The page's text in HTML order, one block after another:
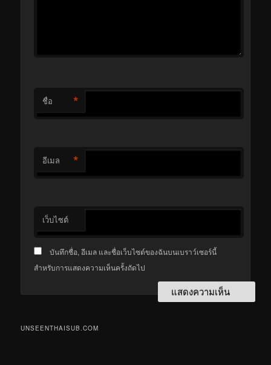
ชื่อ *
อีเมล *
เว็บไซต์
บันทึกชื่อ, อีเมล และชื่อเว็บไซต์ของฉันบนเบราว์เซอร์นี้
สำหรับการแสดงความเห็นครั้งถัดไป
UNSEENTHAISUB.COM